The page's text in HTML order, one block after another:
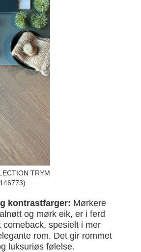
TRYM
kontrastfarger: Mørkere
og mørk eik, er i ferd
comeback, spesielt i mer
rom. Det gir rommet
luksuriøs følelse.